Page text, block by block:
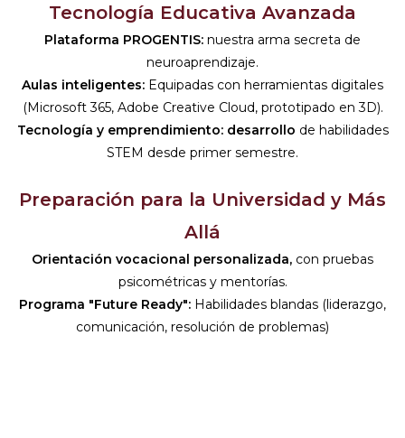
Tecnología Educativa Avanzada
Plataforma PROGENTIS: nuestra arma secreta de
neuroaprendizaje.
Aulas inteligentes: Equipadas con herramientas digitales
(Microsoft 365, Adobe Creative Cloud, prototipado en 3D).
Tecnología y emprendimiento: desarrollo de habilidades
STEM desde primer semestre.
Preparación para la Universidad y Más
Allá
Orientación vocacional personalizada, con pruebas
psicométricas y mentorías.
Programa "Future Ready": Habilidades blandas (liderazgo,
comunicación, resolución de problemas)